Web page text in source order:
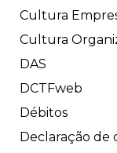
Cultura
Cultura
DAS
DCTFweb
Débitos
Declaração